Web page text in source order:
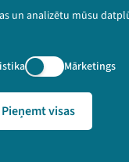
un analizētu mūsu
Mārketings
Pieņemt visas